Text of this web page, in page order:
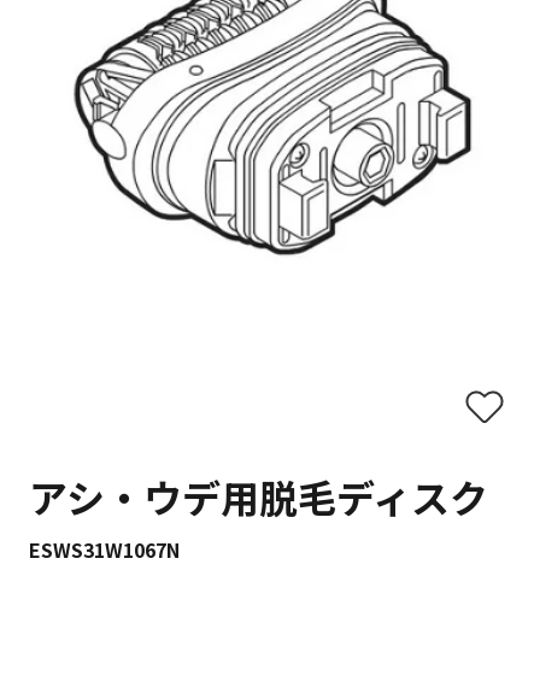
アシ・ウデ用脱毛ディスク
ESWS31W1067N